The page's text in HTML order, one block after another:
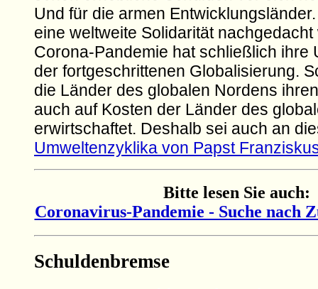
Und für die armen
eine weltweite Solidarität
Corona-Pandemie hat schließlich ihre
der fortgeschrittenen Globalisierung.
die Länder des globalen Nordens
auch auf Kosten der Länder des
erwirtschaftet. Deshalb sei auch an
Umweltenzyklika von Papst
Bitte lesen Sie auch:
Coronavirus-Pandemie - Suche nach
Schuldenbremse